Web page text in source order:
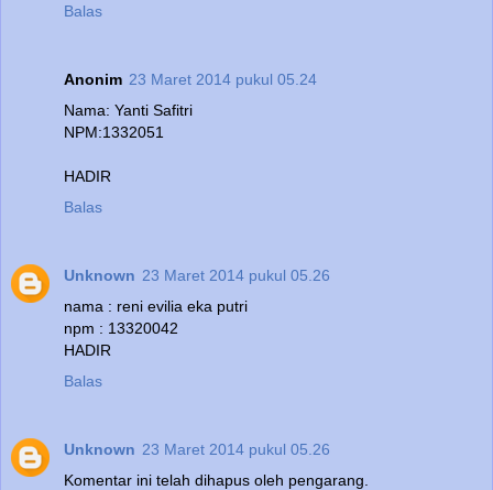
Balas
Anonim 23 Maret 2014 pukul 05.24
Nama: Yanti Safitri
NPM:1332051
HADIR
Balas
Unknown 23 Maret 2014 pukul 05.26
nama : reni evilia eka putri
npm : 13320042
HADIR
Balas
Unknown 23 Maret 2014 pukul 05.26
Komentar ini telah dihapus oleh pengarang.